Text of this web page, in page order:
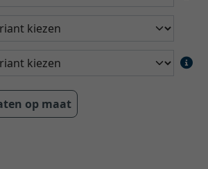
op maat